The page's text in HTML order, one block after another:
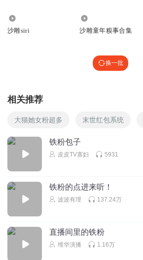
沙雕siri 沙雕童年糗事合集
换一批
相关推荐
大猫她女粉超多 末世红包系统
铁粉包子
皮皮TV寡妇 5931
铁粉的点进来听！
波波有理 137.24万
直播间里的铁粉
维华演播 1.16万